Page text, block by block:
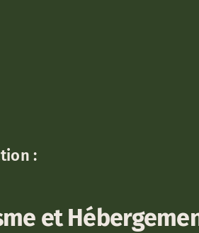
:
et